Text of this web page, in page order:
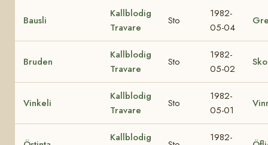
Bausli
Kallblodig
Travare
Sto
1982-
05-04
Bruden
Kallblodig
Travare
Sto
1982-
05-02
Vinkeli
Kallblodig
Travare
Sto
1982-
05-01
Kallblodig
1982-